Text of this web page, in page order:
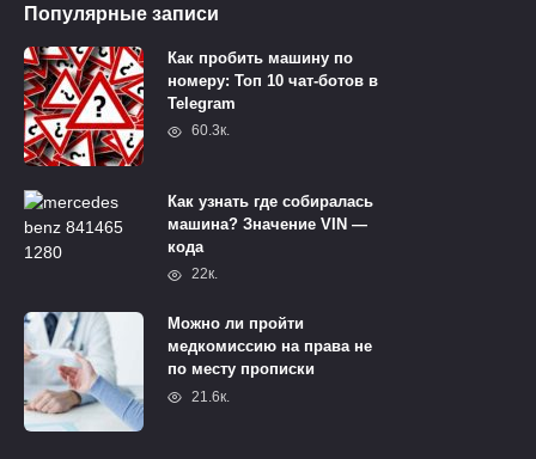
Популярные записи
Как пробить машину по
номеру: Топ 10 чат-ботов в
Telegram
60.3к.
Как узнать где собиралась
машина? Значение VIN —
кода
22к.
Можно ли пройти
медкомиссию на права не
по месту прописки
21.6к.